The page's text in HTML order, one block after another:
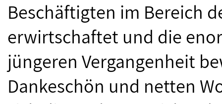
Beschäftigten im Bereich
erwirtschaftet und die
jüngeren Vergangenheit
Dankeschön und netten